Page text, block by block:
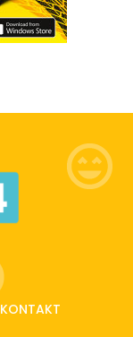
KONTAKT